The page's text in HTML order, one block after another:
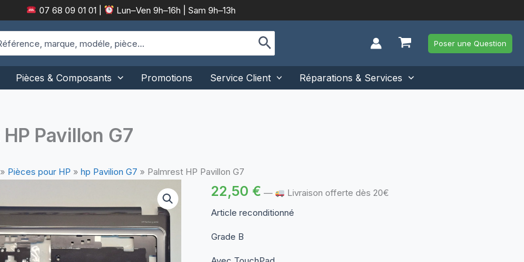
07 68 09 01 01 Lun–Ven 9h–16h | Sam 9h–13h
Poser une Question
Pièces & Composants Promotions Service Client Réparations & Services
Pavillon G7
» Pièces pour HP » hp Pavilion G7 » Palmrest HP Pavillon G7
22,50 € —
Livraison offerte dès 20€
Article reconditionné
Grade B